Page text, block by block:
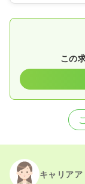
この
キャリア